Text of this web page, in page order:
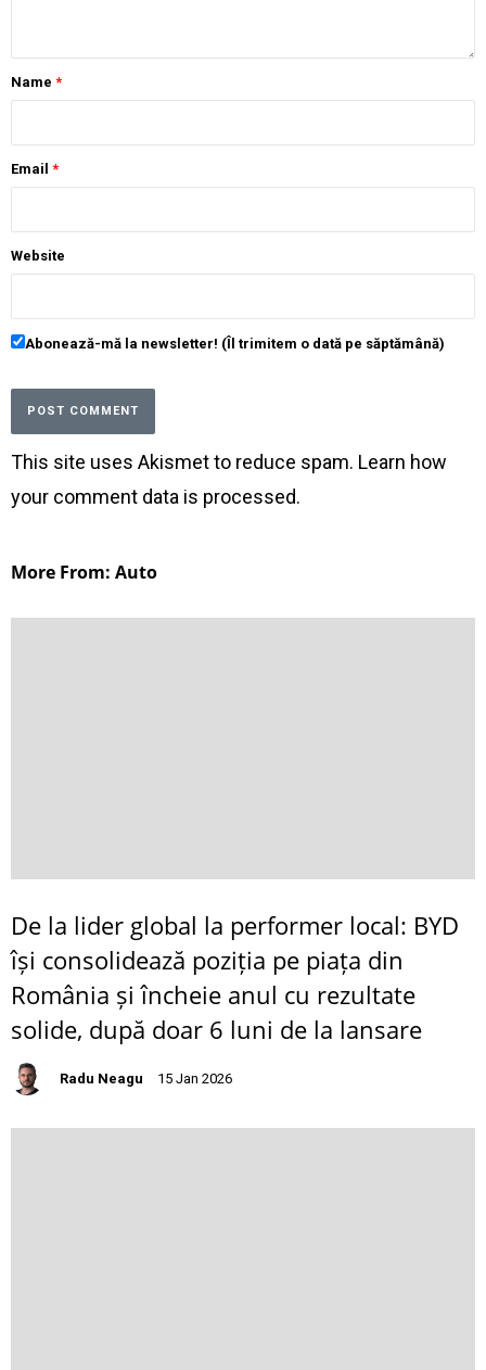
Name *
Email *
Website
Abonează-mă la newsletter! (Îl trimitem o dată pe săptămână)
This site uses Akismet to reduce spam. Learn how
your comment data is processed.
More From: Auto
De la lider global la performer local: BYD
își consolidează poziția pe piața din
România și încheie anul cu rezultate
solide, după doar 6 luni de la lansare
Radu Neagu 15 Jan 2026